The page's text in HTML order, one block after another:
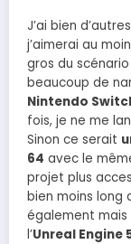
J’ai bien
j’aimerai au
gros du
beaucoup de
Nintendo
fois, je ne me
Sinon ce serait
64 avec le
projet plus
bien moins long
également mais
l’Unreal Engine